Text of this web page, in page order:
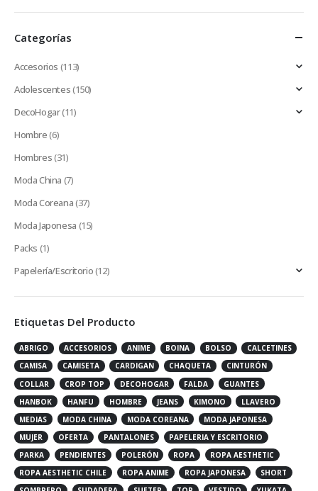
Categorías
Accesorios (113)
Adolescentes(150)
DecoHogar(11)
Hombre(6)
Hombres(31)
Moda China (7)
Moda Coreana(37)
Moda Japonesa (15)
Packs (1)
Papelería/Escritorio(12)
Etiquetas Del Producto
ABRIGO ACCESORIOS ANIME BOINA BOLSO
CALCETINES
CAMISA
CAMISETA CARDIGAN CHAQUETA
CINTURÓN
COLLAR
CROP TOP DECOHOGAR FALDA
GUANTES
HANBOK
HANFU HOMBRE JEANS KIMONO
LLAVERO
MEDIAS
MODA CHINA MODA COREANA
MODA JAPONESA
MUJER
OFERTA PANTALONES
PAPELERIA Y ESCRITORIO
PARKA
PENDIENTES POLERÓN ROPA
ROPA AESTHETIC
ROPA AESTHETIC CHILE
ROPA ANIME ROPA JAPONESA
SHORT